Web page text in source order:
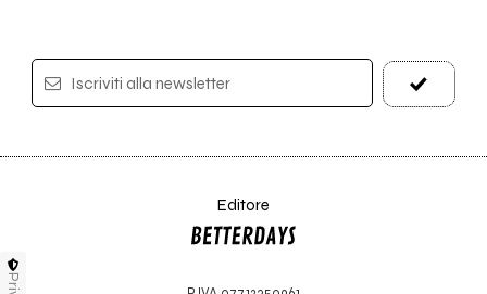
Iscriviti alla newsletter
Editore